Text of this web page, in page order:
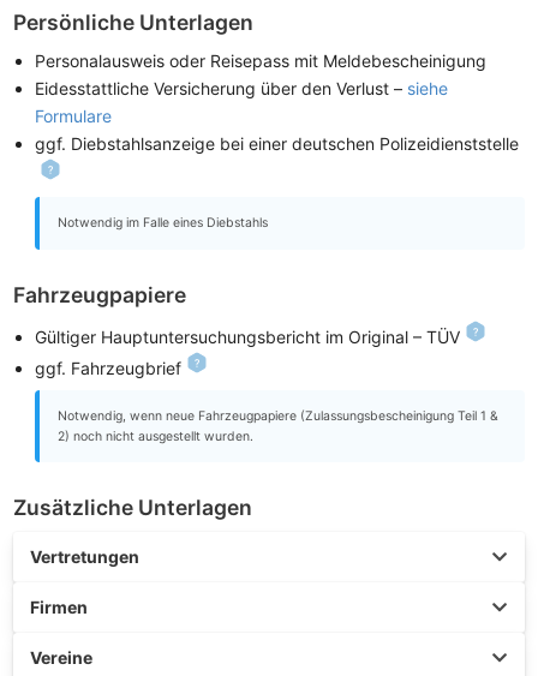
Persönliche Unterlagen
Personalausweis oder Reisepass mit Meldebescheinigung
Eidesstattliche Versicherung über den Verlust – siehe
Formulare
ggf. Diebstahlsanzeige bei einer deutschen Polizeidienststelle
Notwendig im Falle eines Diebstahls
Fahrzeugpapiere
Gültiger Hauptuntersuchungsbericht im Original – TÜV
ggf. Fahrzeugbrief
Notwendig, wenn neue Fahrzeugpapiere (Zulassungsbescheinigung Teil 1 &
2) noch nicht ausgestellt wurden.
Zusätzliche Unterlagen
Vertretungen
Firmen
Vereine